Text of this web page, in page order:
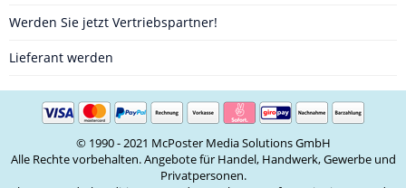
Werden Sie jetzt Vertriebspartner!
Lieferant werden
© 1990 - 2021 McPoster Media Solutions GmbH
Alle Rechte vorbehalten. Angebote für Handel, Handwerk, Gewerbe und
Privatpersonen.